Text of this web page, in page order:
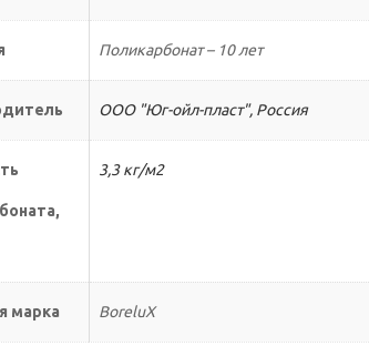
Поликарбонат – 10 лет
ООО "Юг-ойл-пласт", Россия
3,3 кг/м2
марка BoreluX